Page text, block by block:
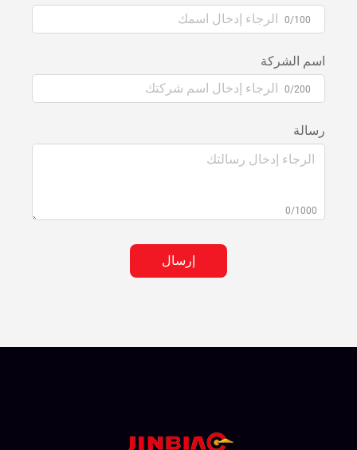
0/100
اسم الشركة
0/200
رسالة
0/1000
إرسال